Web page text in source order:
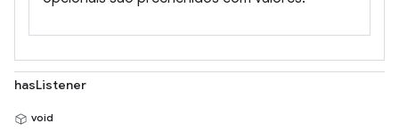
hasListener
void